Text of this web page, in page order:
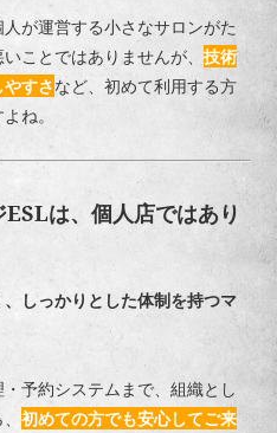
が運営する小さなサロンがた
ことではありませんが、技術
すさなど、初めて利用する方
ね。
は、個人店ではあり
しっかりとした体制を持つマ
予約システムまで、組織とし
、初めての方でも安心してご来